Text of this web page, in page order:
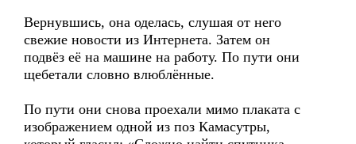
Вернувшись, она оделась, слушая от него
свежие новости из Интернета. Затем он
подвёз её на машине на работу. По пути они
щебетали словно влюблённые.
По пути они снова проехали мимо плаката с
изображением одной из поз Камасутры,